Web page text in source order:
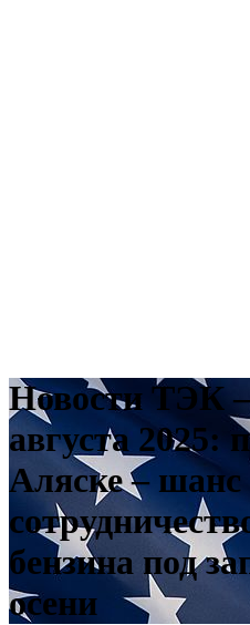
Новости ТЭК
августа 2025:
Аляске – шанс
бензина под
осени